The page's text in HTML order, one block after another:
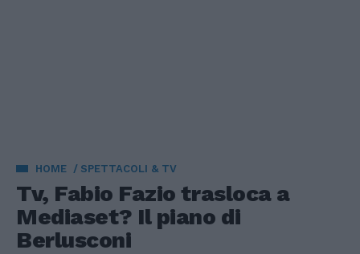
HOME SPETTACOLI & TV
Tv, Fabio Fazio trasloca a
Mediaset? Il piano di
Berlusconi